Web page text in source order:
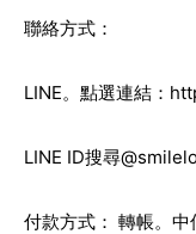
聯絡方式：
LINE。點選連結：
LINE ID搜尋
付款方式： 轉帳。中